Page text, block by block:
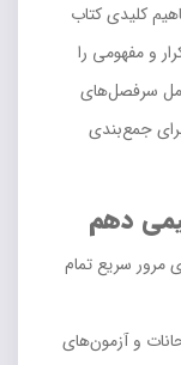
کلیدی کتاب
و مفهومی را
سرفصل‌های
جمع‌بندی
دهم
مرور سریع تمام
و آزمون‌های